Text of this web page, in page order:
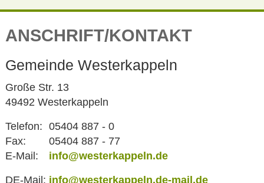
ANSCHRIFT/KONTAKT
Gemeinde Westerkappeln
Große Str. 13
49492 Westerkappeln
Telefon: 05404 887 - 0
Fax:
05404 887 - 77
E-Mail:
info@westerkappeln.de
DE-Mail: info@westerkappeln.de-mail.de